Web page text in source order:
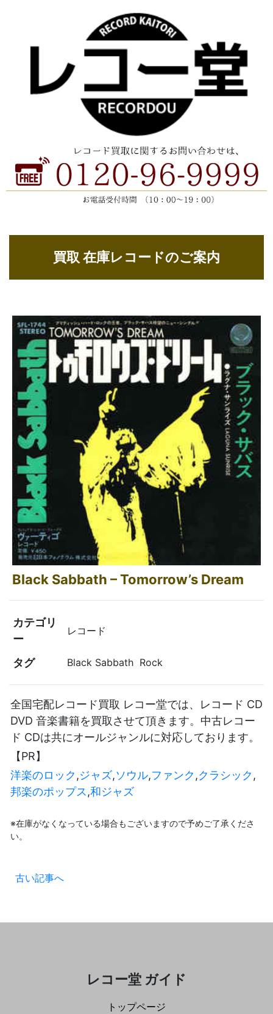
買取 在庫レコードのご案内
Black Sabbath ‎– Tomorrow’s Dream
カテゴリ
ー
レコード
タグ Black Sabbath ‎ Rock
全国宅配レコード買取 レコー堂では、レコード CD
DVD 音楽書籍を買取させて頂きます。中古レコー
ド CDは共にオールジャンルに対応しております。
【PR】
洋楽のロック,ジャズ,ソウル,ファンク,クラシック,
邦楽のポップス,和ジャズ
※在庫がなくなっている場合もございますので予めご了承くださ
い。
古い記事へ
レコー堂 ガイド
トップページ